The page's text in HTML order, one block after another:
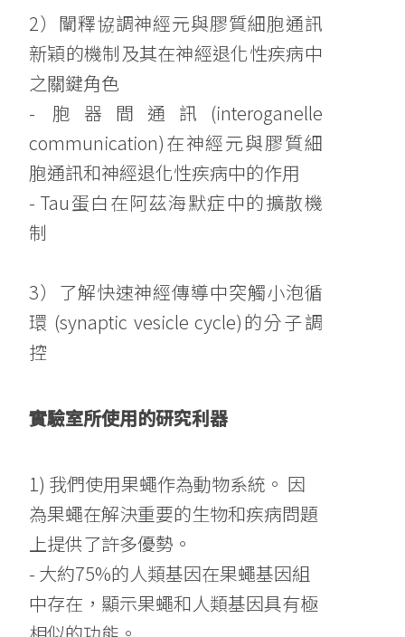
2）闡釋協調神經元與膠質細胞通訊
新穎的機制及其在神經退化性疾病中
之關鍵角色
- 胞器間通訊(interoganelle
communication)在神經元與膠質細
胞通訊和神經退化性疾病中的作用
- Tau蛋白在阿茲海默症中的擴散機
制
3）了解快速神經傳導中突觸小泡循
環 (synaptic vesicle cycle)的分子調
控
實驗室所使用的研究利器
1) 我們使用果蠅作為動物系統。 因
為果蠅在解決重要的生物和疾病問題
上提供了許多優勢。
- 大約75%的人類基因在果蠅基因組
中存在，顯示果蠅和人類基因具有極